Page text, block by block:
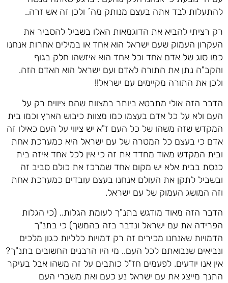
להתעלות לבד אתה בעצם מנותק מה´ ולכן זה אש זרה..
רק רציתי להביא את הדוגמאות האלו בשביל להסביר את
העקרון העמוק שעם ישראל הוא אחד או במילים אחרות אנחנו
כמו סוג של אדם אחד וכל אחד הוא איזשהו חלק בגוף
והקב"ה נתן את התורה לאדם ועם ישראל הוא האדם הזה.
ולכן את התורה מקיימים עם ישראל!!
הדבר הזה אולי מתבטא ביותר במצוות שהם ציווים רק על
העם ולא על כל אדם בעצמו כמו מצוות כיבוש הארץ וכמו בית
המקדש שזה משהו של כל העם ז"א יש ציווי על העם כאילו זה
אדם כי בעצם כל המטרה של עם ישראל היא כמערכת אחת
ובית המקדש מאוד מחדד את זה כי אין לכל אחד איזה בית
כנסת בבית אלא יש מקום אחד שמרכז את כולם סביב זה
ובשביל לתקן את העולם אנחנו בעצם עובדים כמערכת אחת
וזה המושג העמוק של עם ישראל.
הדבר הזה מאוד מודגש בתנ"ך לעומת הגלות.. (כי הגלות
הפרידה את עם ישראל ונדבר בזה בהמשך) כי בתנ"ך
הדמויות שאנחנו מכירים זה רק דמויות כלליות כגון מלכים
ונביאים שנבואתם לכל העם.. מי היו הרבנים החשובים בתנ"ך?
אין אנו יודעים. לפעמים חז"ל כותבים על זה משהו אבל בעיקר
התנך מייצג את עם ישראל נע כעם ואת משברי העם